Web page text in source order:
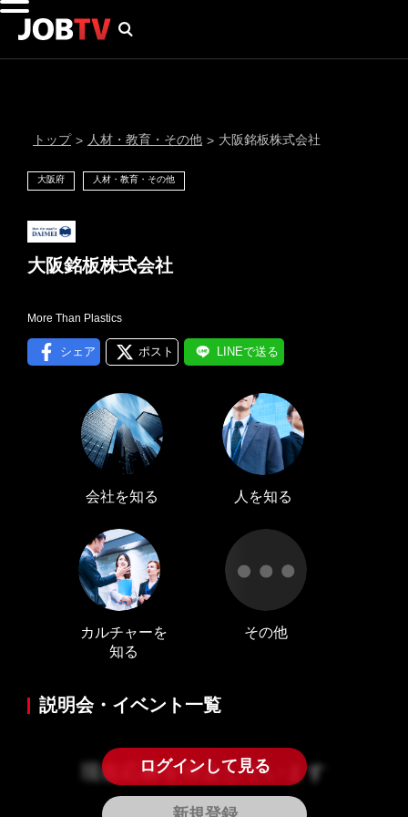
通知設定
LINE通知
トップ > 人材・教育・その他 > 大阪銘板株式会社
大阪府 人材・教育・その他
大阪銘板株式会社
More Than Plastics
シェア ポスト LINEで送る
会社を知る 人を知る
カルチャーを
知る
その他
説明会・イベント一覧
現在応募を停止しています
ログインして見る
にはプロフィール画像のアップロードが必要です
プロフィール編集する ＞
会員登録する ＞
ログインする ＞